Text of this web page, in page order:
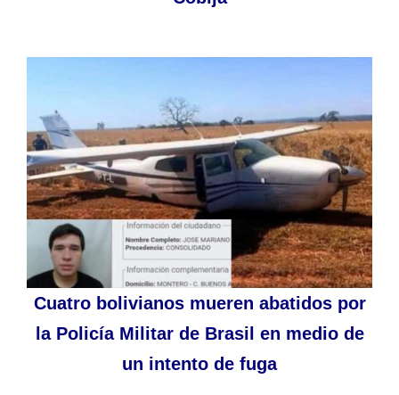
Cuatro bolivianos mueren abatidos por
la Policía Militar de Brasil en medio de
un intento de fuga